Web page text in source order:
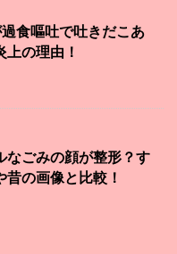
過食嘔吐で吐きだこあ
上の理由！
なごみの顔が整形？す
昔の画像と比較！